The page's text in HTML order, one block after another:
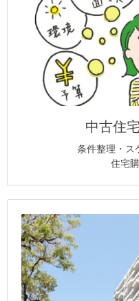
中古住
条件整理・ス
住宅